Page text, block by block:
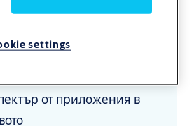
с най-съвременни
неподражаема нотка
от приложения в
settings